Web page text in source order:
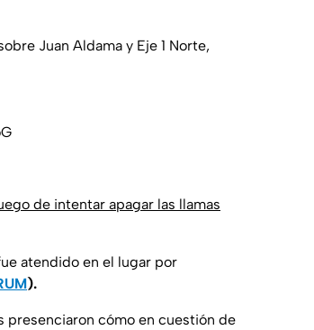
Juan Aldama y Eje 1 Norte,
de intentar apagar las llamas
atendido en el lugar por
).
presenciaron cómo en cuestión de